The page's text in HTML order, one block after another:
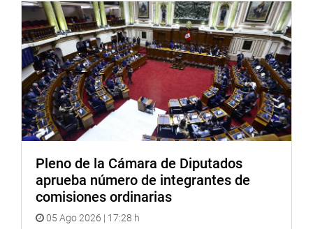
proyectos que se encuentran paralizados puedan
encaminarse.
“Agradezco la decisión que se ha tomado, es importante
hacer hincapié a las obras que venimos encaminando
desde la comuna. Espero que este apoyo del congresista
no solo sea para Ocobamba, sino también para los
lugares que están en la cuenca del Vraem porque en esa
zona hay mucha inseguridad”, expresó.
En la sesión, autoridades y población en general tuvieron
la oportunidad de exponer sus necesidades,
preocupaciones y propuestas para el progreso de su
localidad.
Pleno de la Cámara de Diputados
aprueba número de integrantes de
comisiones ordinarias
05 Ago 2026 | 17:28 h